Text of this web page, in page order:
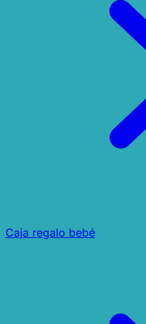
Caja regalo bebé